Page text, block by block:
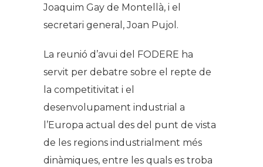
Joaquim Gay de Montellà, i el
secretari general, Joan Pujol.
La reunió d’avui del FODERE ha
servit per debatre sobre el repte de
la competitivitat i el
desenvolupament industrial a
l’Europa actual des del punt de vista
de les regions industrialment més
dinàmiques, entre les quals es troba